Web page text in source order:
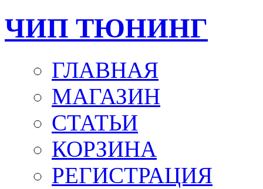
ЧИП ТЮНИНГ
ГЛАВНАЯ
МАГАЗИН
СТАТЬИ
КОРЗИНА
РЕГИСТРАЦИЯ